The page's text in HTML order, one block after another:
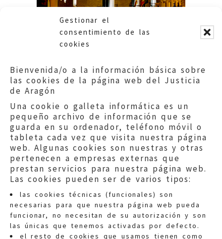
Gestionar el
consentimiento de las
cookies
Bienvenida/o a la información básica sobre
las cookies de la página web del Justicia
de Aragón
Una cookie o galleta informática es un
pequeño archivo de información que se
guarda en su ordenador, teléfono móvil o
tableta cada vez que visita nuestra página
web. Algunas cookies son nuestras y otras
pertenecen a empresas externas que
prestan servicios para nuestra página web.
Las cookies pueden ser de varios tipos:
las cookies técnicas (funcionales) son
necesarias para que nuestra página web pueda
funcionar, no necesitan de su autorización y son
las únicas que tenemos activadas por defecto.
el resto de cookies que usamos tienen como
Quejas:quejas@eljusticiadearagon.es